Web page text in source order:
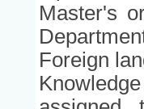
Master's
Foreign